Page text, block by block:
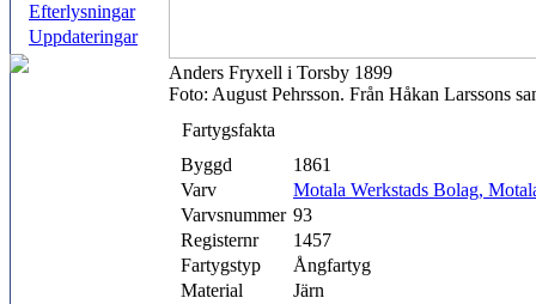
Efterlysningar
Uppdateringar
Anders Fryxell i Torsby 1899
Foto: August Pehrsson. Från Håkan Larssons
Fartygsfakta
Byggd
1861
Varv
Motala Werkstads Bolag,
Varvsnummer 93
Registernr
1457
Fartygstyp
Ångfartyg
Material
Järn